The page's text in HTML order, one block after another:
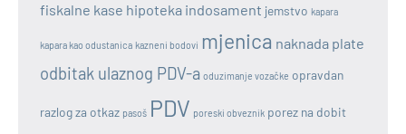
fiskalne kase hipoteka indosament jemstvo kapara
kapara kao odustanica kazneni bodovi mjenica naknada plate
odbitak ulaznog PDV-a oduzimanje vozačke opravdan
razlog za otkaz pasoš PDV poreski obveznik porez na dobit